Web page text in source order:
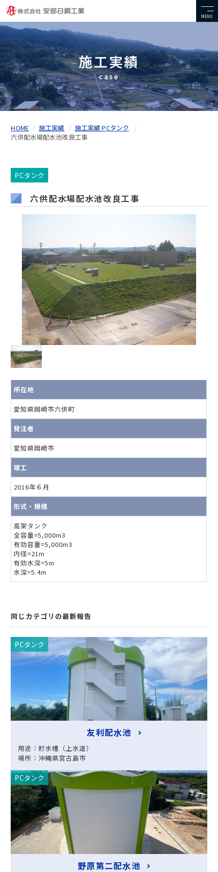
MENU
施工実績
case
HOME 施工実績
施工実績 PCタンク
六供配水場配水池改良工事
PCタンク
六供配水場配水池改良工事
所在地
愛知県岡崎市六供町
発注者
愛知県岡崎市
竣工
2016年６月
形式・規模
高架タンク
全容量=5,000m3
有効容量=5,000m3
内径=21m
有効水深=5m
水深=5.4m
同じカテゴリの最新報告
PCタンク
友利配水池
用途：貯水槽（上水道）
場所：沖縄県宮古島市
PCタンク
野原第二配水池